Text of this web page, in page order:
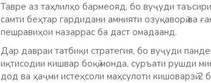
Тавре аз таҳлилҳо бармеояд, бо вуҷуди
самти беҳтар гардидани амнияти озуқаворӣ ва
пешравиҳои назаррас ба даст омадаанд.
Дар давраи татбиқи стратегия, бо вуҷуди
иқтисодии кишвар боқӣ монда, суръати рушди
дод ва ҳаҷми истеҳсоли маҳсулоти кишоварзӣ 2